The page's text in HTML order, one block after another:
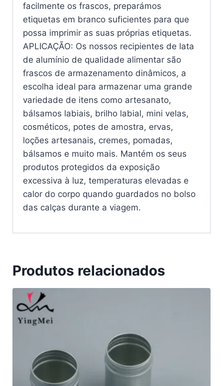
facilmente os frascos, preparámos
etiquetas em branco suficientes para que
possa imprimir as suas próprias etiquetas.
APLICAÇÃO: Os nossos recipientes de lata
de alumínio de qualidade alimentar são
frascos de armazenamento dinâmicos, a
escolha ideal para armazenar uma grande
variedade de itens como artesanato,
bálsamos labiais, brilho labial, mini velas,
cosméticos, potes de amostra, ervas,
loções artesanais, cremes, pomadas,
bálsamos e muito mais. Mantém os seus
produtos protegidos da exposição
excessiva à luz, temperaturas elevadas e
calor do corpo quando guardados no bolso
das calças durante a viagem.
Produtos relacionados